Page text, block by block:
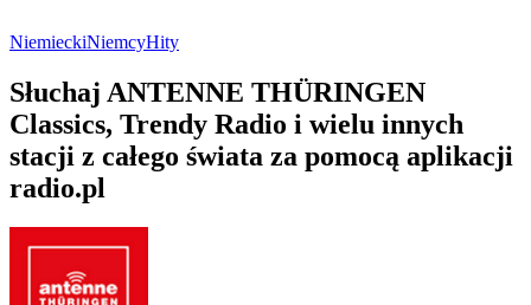
NiemieckiNiemcyHity
Słuchaj ANTENNE THÜRINGEN
Classics, Trendy Radio i wielu innych
stacji z całego świata za pomocą aplikacji
radio.pl